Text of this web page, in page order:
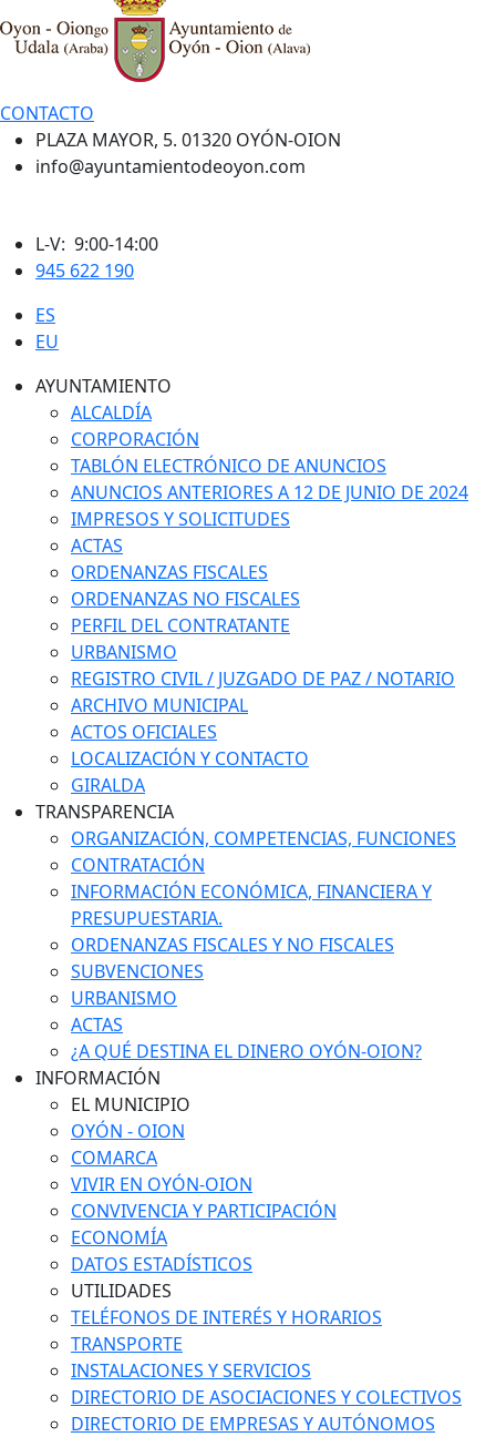
CONTACTO
PLAZA MAYOR, 5. 01320 OYÓN-OION
info@ayuntamientodeoyon.com
L-V: 9:00-14:00
945 622 190
ES
EU
AYUNTAMIENTO
ALCALDÍA
CORPORACIÓN
TABLÓN ELECTRÓNICO DE ANUNCIOS
ANUNCIOS ANTERIORES A 12 DE JUNIO DE 2024
IMPRESOS Y SOLICITUDES
ACTAS
ORDENANZAS FISCALES
ORDENANZAS NO FISCALES
PERFIL DEL CONTRATANTE
URBANISMO
REGISTRO CIVIL / JUZGADO DE PAZ / NOTARIO
ARCHIVO MUNICIPAL
ACTOS OFICIALES
LOCALIZACIÓN Y CONTACTO
GIRALDA
TRANSPARENCIA
ORGANIZACIÓN, COMPETENCIAS, FUNCIONES
CONTRATACIÓN
INFORMACIÓN ECONÓMICA, FINANCIERA Y
PRESUPUESTARIA.
ORDENANZAS FISCALES Y NO FISCALES
SUBVENCIONES
URBANISMO
ACTAS
¿A QUÉ DESTINA EL DINERO OYÓN-OION?
INFORMACIÓN
EL MUNICIPIO
OYÓN - OION
COMARCA
VIVIR EN OYÓN-OION
CONVIVENCIA Y PARTICIPACIÓN
ECONOMÍA
DATOS ESTADÍSTICOS
UTILIDADES
TELÉFONOS DE INTERÉS Y HORARIOS
TRANSPORTE
INSTALACIONES Y SERVICIOS
DIRECTORIO DE ASOCIACIONES Y COLECTIVOS
DIRECTORIO DE EMPRESAS Y AUTÓNOMOS